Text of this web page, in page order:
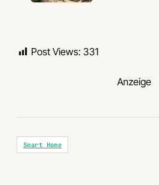
Post Views: 331
Anzeige
Smart Home